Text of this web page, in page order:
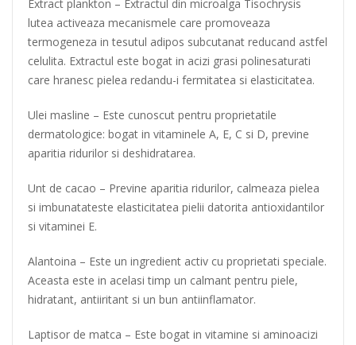
Extract plankton – Extractul din microalga Tisochrysis
lutea activeaza mecanismele care promoveaza
termogeneza in tesutul adipos subcutanat reducand astfel
celulita. Extractul este bogat in acizi grasi polinesaturati
care hranesc pielea redandu-i fermitatea si elasticitatea.
Ulei masline – Este cunoscut pentru proprietatile
dermatologice: bogat in vitaminele A, E, C si D, previne
aparitia ridurilor si deshidratarea.
Unt de cacao – Previne aparitia ridurilor, calmeaza pielea
si imbunatateste elasticitatea pielii datorita antioxidantilor
si vitaminei E.
Alantoina – Este un ingredient activ cu proprietati speciale.
Aceasta este in acelasi timp un calmant pentru piele,
hidratant, antiiritant si un bun antiinflamator.
Laptisor de matca – Este bogat in vitamine si aminoacizi